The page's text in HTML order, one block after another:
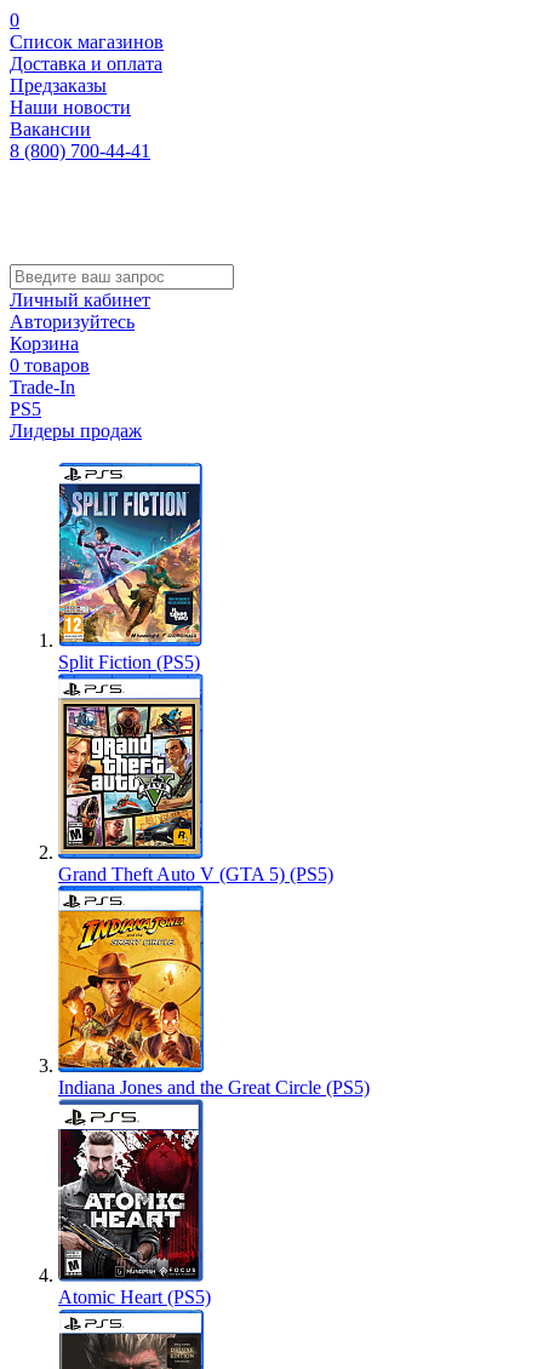
0
Список магазинов
Доставка и оплата
Предзаказы
Наши новости
Вакансии
8 (800) 700-44-41
Личный кабинет
Авторизуйтесь
Корзина
0 товаров
Trade-In
PS5
Лидеры продаж
Split Fiction (PS5)
Grand Theft Auto V (GTA 5) (PS5)
Indiana Jones and the Great Circle (PS5)
Atomic Heart (PS5)